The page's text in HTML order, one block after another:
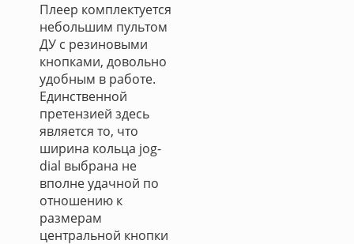
Плеер комплектуется
небольшим пультом
ДУ с резиновыми
кнопками, довольно
удобным в работе.
Единственной
претензией здесь
является то, что
ширина кольца jog-
dial выбрана не
вполне удачной по
отношению к
размерам
центральной кнопки